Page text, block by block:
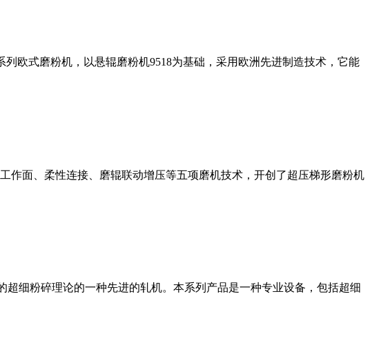
欧式磨粉机，以悬辊磨粉机9518为基础，采用欧洲先进制造技术，它能
作面、柔性连接、磨辊联动增压等五项磨机技术，开创了超压梯形磨粉机
细粉碎理论的一种先进的轧机。本系列产品是一种专业设备，包括超细